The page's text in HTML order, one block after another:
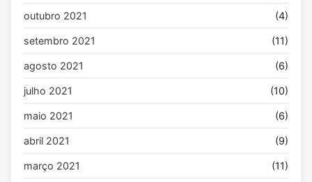
outubro 2021 (4)
setembro 2021 (11)
agosto 2021 (6)
julho 2021 (10)
maio 2021 (6)
abril 2021 (9)
março 2021 (11)